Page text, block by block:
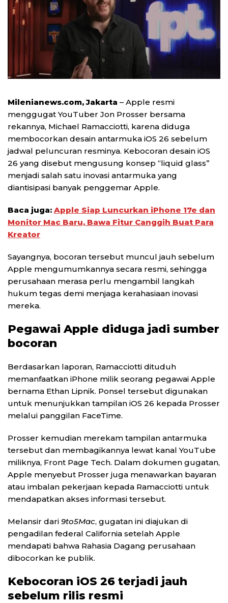
Milenianews.com, Jakarta – Apple resmi
menggugat YouTuber Jon Prosser bersama
rekannya, Michael Ramacciotti, karena diduga
membocorkan desain antarmuka iOS 26 sebelum
jadwal peluncuran resminya. Kebocoran desain iOS
26 yang disebut mengusung konsep “liquid glass”
menjadi salah satu inovasi antarmuka yang
diantisipasi banyak penggemar Apple.
Baca juga: Apple Siap Luncurkan iPhone 17e dan
Monitor Mac Baru, Bawa Fitur Canggih Buat Para
Kreator
Sayangnya, bocoran tersebut muncul jauh sebelum
Apple mengumumkannya secara resmi, sehingga
perusahaan merasa perlu mengambil langkah
hukum tegas demi menjaga kerahasiaan inovasi
mereka.
Pegawai Apple diduga jadi sumber
bocoran
Berdasarkan laporan, Ramacciotti dituduh
memanfaatkan iPhone milik seorang pegawai Apple
bernama Ethan Lipnik. Ponsel tersebut digunakan
untuk menunjukkan tampilan iOS 26 kepada Prosser
melalui panggilan FaceTime.
Prosser kemudian merekam tampilan antarmuka
tersebut dan membagikannya lewat kanal YouTube
miliknya, Front Page Tech. Dalam dokumen gugatan,
Apple menyebut Prosser juga menawarkan bayaran
atau imbalan pekerjaan kepada Ramacciotti untuk
mendapatkan akses informasi tersebut.
Melansir dari 9to5Mac, gugatan ini diajukan di
pengadilan federal California setelah Apple
mendapati bahwa Rahasia Dagang perusahaan
dibocorkan ke publik.
Kebocoran iOS 26 terjadi jauh
sebelum rilis resmi